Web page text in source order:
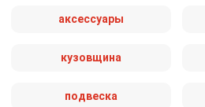
аксессуары
кузовщина
подвеска